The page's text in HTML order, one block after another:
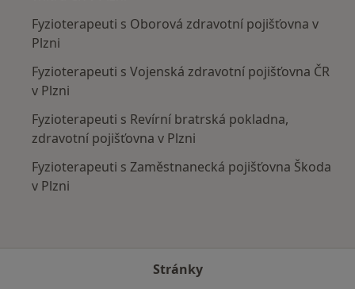
Fyzioterapeuti s Oborová zdravotní pojišťovna v
Plzni
Fyzioterapeuti s Vojenská zdravotní pojišťovna ČR
v Plzni
Fyzioterapeuti s Revírní bratrská pokladna,
zdravotní pojišťovna v Plzni
Fyzioterapeuti s Zaměstnanecká pojišťovna Škoda
v Plzni
Stránky